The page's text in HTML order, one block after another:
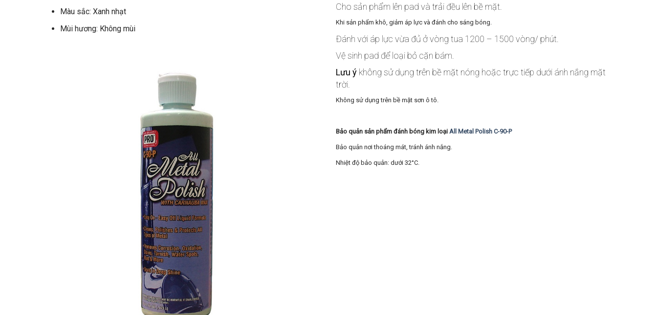
Màu sắc: Xanh nhạt
Mùi hương: Không mùi
Cho sản phẩm lên pad và trải đều lên bề mặt.
Khi sản phẩm khô, giảm áp lực và đánh cho sáng bóng.
Đánh với áp lực vừa đủ ở vòng tua 1200 – 1500 vòng/ phút.
Vệ sinh pad để loại bỏ cặn bám.
Lưu ý không sử dụng trên bề mặt nóng hoặc trực tiếp dưới ánh nắng mặt
trời.
Không sử dụng trên bề mặt sơn ô tô.
Bảo quản sản phẩm đánh bóng kim loại All Metal Polish C-90-P
Bảo quản nơi thoáng mát, tránh ánh nắng.
Nhiệt độ bảo quản: dưới 32°C.